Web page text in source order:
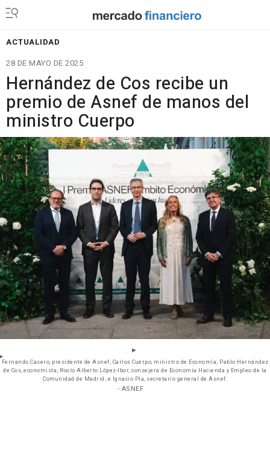
ACTUALIDAD
28 DE MAYO DE 2025
Hernández de Cos recibe un
premio de Asnef de manos del
ministro Cuerpo
Fernando Casero, presidente de Asnef; Carlos Cuerpo, ministro de Economía; Pablo Hernández
de Cos, economista; Rocío Alberto López-Ibor, consejera de Economía Hacienda y Empleo de la
Comunidad de Madrid; e Ignacio Pla, secretario general de Asnef.
- ASNEF